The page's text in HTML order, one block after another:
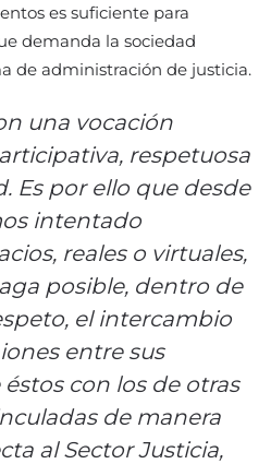
es suficiente para
demanda la sociedad
de administración de justicia.
una vocación
respetuosa
Es por ello que desde
intentado
reales o virtuales,
posible, dentro de
el intercambio
entre sus
con los de otras
de manera
al Sector Justicia,